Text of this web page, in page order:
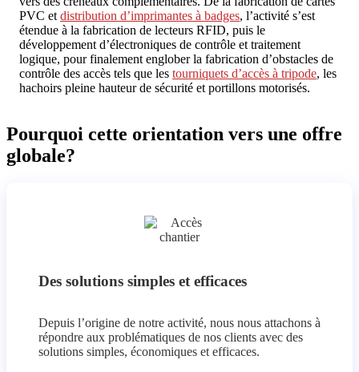
PVC et distribution d’imprimantes à badges, l’activité s’est
étendue à la fabrication de lecteurs RFID, puis le
développement d’électroniques de contrôle et traitement
logique, pour finalement englober la fabrication d’obstacles de
contrôle des accès tels que les tourniquets d’accès à tripode, les
hachoirs pleine hauteur de sécurité et portillons motorisés.
Pourquoi cette orientation vers une offre
globale?
Des solutions simples et efficaces
Depuis l’origine de notre activité, nous nous attachons à
répondre aux problématiques de nos clients avec des
solutions simples, économiques et efficaces.